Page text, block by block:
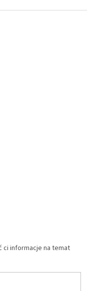
ci informacje na temat